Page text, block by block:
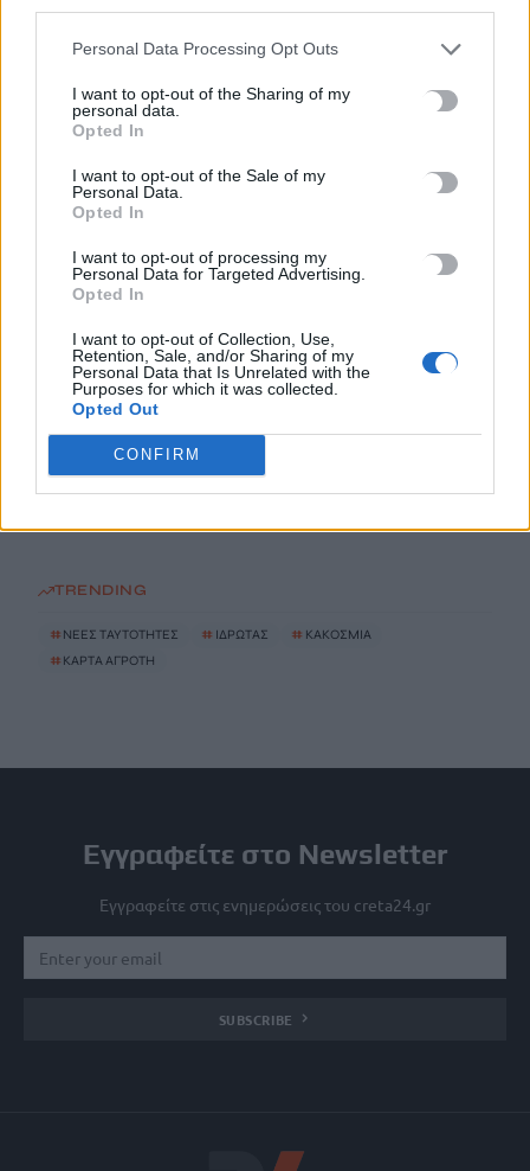
Personal Data Processing Opt Outs
I want to opt-out of the Sharing of my
personal data.
Opted In
I want to opt-out of the Sale of my
Personal Data.
Opted In
I want to opt-out of processing my
Personal Data for Targeted Advertising.
Opted In
I want to opt-out of Collection, Use,
Retention, Sale, and/or Sharing of my
Personal Data that Is Unrelated with the
Purposes for which it was collected.
Opted Out
CONFIRM
Τι δείχνει η ιατροδικαστική εξέταση για τα αίτια θανάτου του
90χρονου που εντοπίστηκε μέσα σε καταψύκτη
Το Αρκαλοχώρι γιόρτασε τον Προστάτη και Πολιούχο του
Παρατείνονται τα προληπτικά μέτρα στην Κρήτη για την
ευλογιά των αιγοπροβάτων
6 Αυγούστου, 2026
Έκτακτο επίδομα παιδιού: Ποιοι πάνε ταμείο
6 Αυγούστου, 2026
ΟΠΕΚΑ: Νέα πληρωμή στις 7 Αυγούστου για τρίτεκνες και
πολύτεκνες οικογένειες
6 Αυγούστου, 2026
TRENDING
# ΝΕΕΣ ΤΑΥΤΟΤΗΤΕΣ # ΙΔΡΩΤΑΣ # ΚΑΚΟΣΜΙΑ
# ΚΑΡΤΑ ΑΓΡΟΤΗ
Εγγραφείτε στο Newsletter
Εγγραφείτε στις ενημερώσεις του creta24.gr
SUBSCRIBE